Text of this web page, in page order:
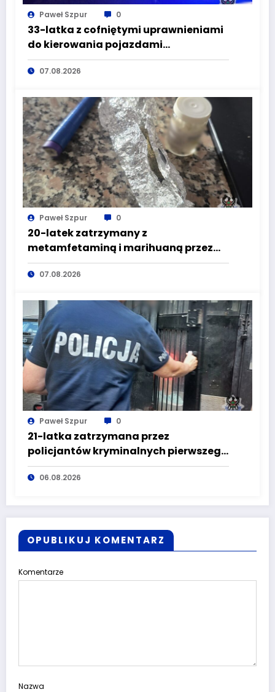
Paweł Szpur 0
33-latka z cofniętymi uprawnieniami
do kierowania pojazdami
wyeliminowana z lokalnych dróg
07.08.2026
Paweł Szpur 0
20-latek zatrzymany z
metamfetaminą i marihuaną przez
głuszyckich policjantów
07.08.2026
Paweł Szpur 0
21-latka zatrzymana przez
policjantów kryminalnych pierwszego
komisariatu za kradzieże sklepowe
06.08.2026
OPUBLIKUJ KOMENTARZ
Komentarze
Nazwa